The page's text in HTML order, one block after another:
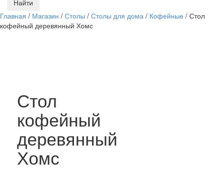
Главная / Магазин / Столы / Столы для дома / Кофейные / Стол
кофейный деревянный Хомс
Стол
кофейный
деревянный
Хомс